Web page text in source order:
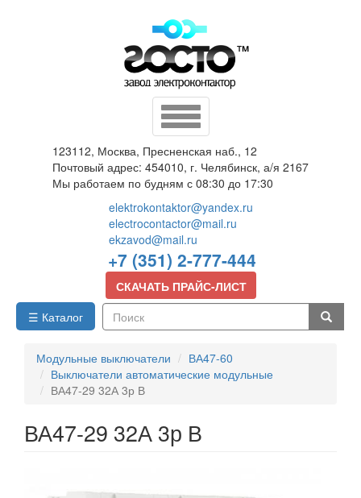
Toggle
navigation
123112, Москва, Пресненская наб., 12
Почтовый адрес: 454010, г. Челябинск, а/я 2167
Мы работаем по будням с 08:30 до 17:30
elektrokontaktor@yandex.ru
electrocontactor@mail.ru
ekzavod@mail.ru
+7 (351) 2-777-444
СКАЧАТЬ ПРАЙС-ЛИСТ
☰ Каталог
Модульные выключатели
ВА47-60
Выключатели автоматические модульные
ВА47-29 32А 3р В
ВА47-29 32А 3р В